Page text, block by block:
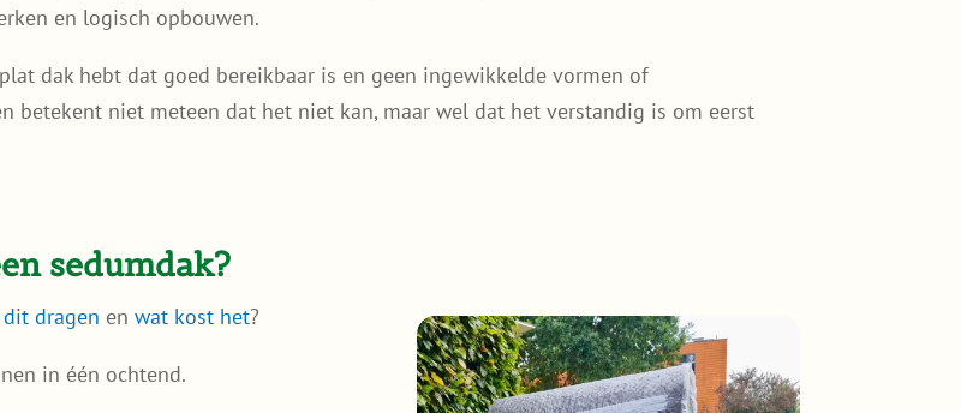
en logisch opbouwen.
dak hebt dat goed bereikbaar is en geen ingewikkelde vormen of
betekent niet meteen dat het niet kan, maar wel dat het verstandig is om eerst
sedumdak?
dragen enwat kost het?
in één ochtend.